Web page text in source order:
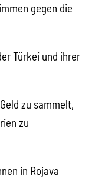
gegen die
Türkei und ihrer
zu sammelt,
zu
in Rojava